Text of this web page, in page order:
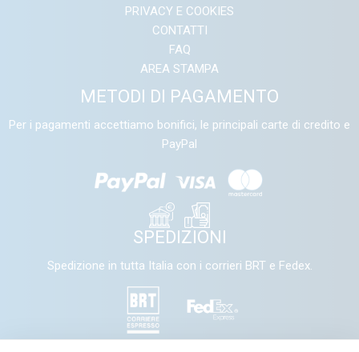
PRIVACY E COOKIES
CONTATTI
FAQ
AREA STAMPA
METODI DI PAGAMENTO
Per i pagamenti accettiamo bonifici, le principali carte di credito e
PayPal
SPEDIZIONI
Spedizione in tutta Italia con i corrieri BRT e Fedex.